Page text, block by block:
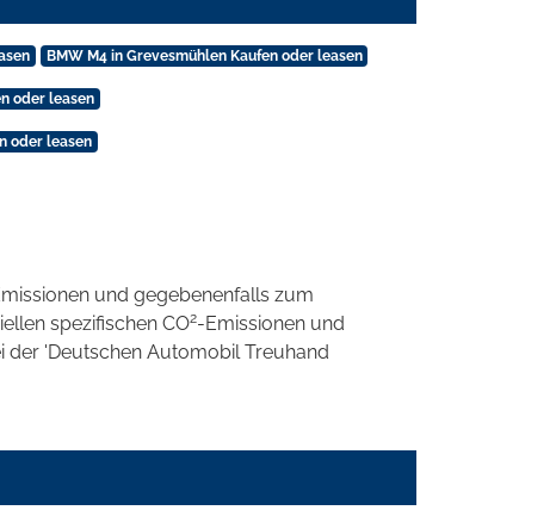
BMW M4 in Grevesmühlen Kaufen oder leasen
oder leasen
oder leasen
und gegebenenfalls zum
spezifischen CO2-Emissionen und
'Deutschen Automobil Treuhand